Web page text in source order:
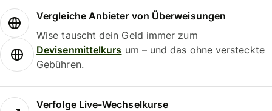
Vergleiche Anbieter von Überweisungen
Wise tauscht dein Geld immer zum
Devisenmittelkurs um – und das ohne versteckte
Gebühren.
Verfolge Live-Wechselkurse